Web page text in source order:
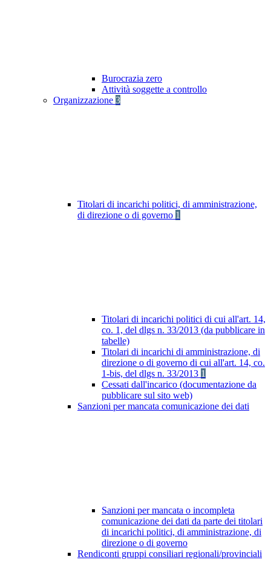
Burocrazia zero
Attività soggette a controllo
Organizzazione 3
Titolari di incarichi politici, di amministrazione,
di direzione o di governo 1
Titolari di incarichi politici di cui all'art. 14,
co. 1, del dlgs n. 33/2013 (da pubblicare in
tabelle)
Titolari di incarichi di amministrazione, di
direzione o di governo di cui all'art. 14, co.
1-bis, del dlgs n. 33/2013 1
Cessati dall'incarico (documentazione da
pubblicare sul sito web)
Sanzioni per mancata comunicazione dei dati
Sanzioni per mancata o incompleta
comunicazione dei dati da parte dei titolari
di incarichi politici, di amministrazione, di
direzione o di governo
Rendiconti gruppi consiliari regionali/provinciali